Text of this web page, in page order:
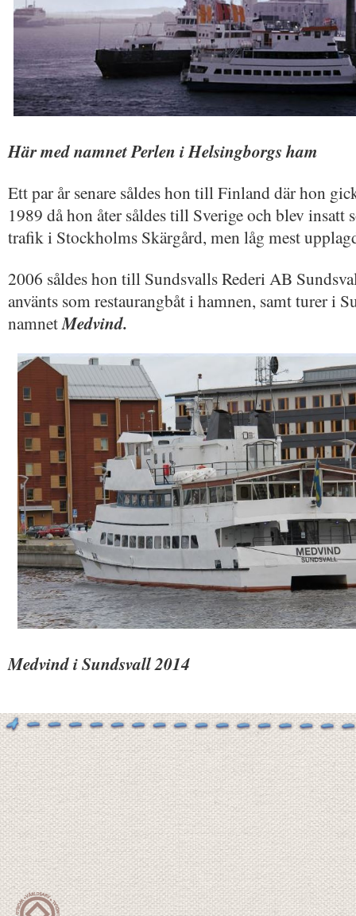
Här med namnet Perlen i Helsingborgs ham
Ett par år senare såldes hon till Finland där hon
1989 då hon åter såldes till Sverige och blev insatt
trafik i Stockholms Skärgård, men låg mest
2006 såldes hon till Sundsvalls Rederi AB
använts som restaurangbåt i hamnen, samt turer i
namnetMedvind.
Medvind i Sundsvall 2014